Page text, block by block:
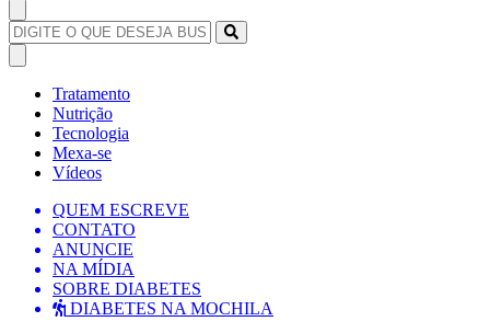
Tratamento
Nutrição
Tecnologia
Mexa-se
Vídeos
QUEM ESCREVE
CONTATO
ANUNCIE
NA MÍDIA
SOBRE DIABETES
DIABETES NA MOCHILA